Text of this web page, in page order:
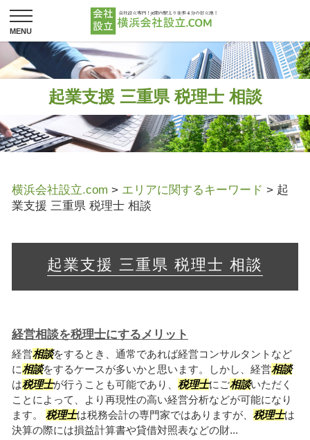
起業支援 三重県 税理士 相談
横浜会社設立.com > エリアに関するキーワード > 起
業支援 三重県 税理士 相談
起業支援 三重県 税理士 相談
経営相談を税理士にするメリット
経営相談をするとき、通常であれば経営コンサルタントなど
に相談をするケースが多いかと思います。しかし、経営相談
は税理士が行うことも可能であり、 税理士にご相談いただく
ことによって、より再現性の高い経営分析などが可能になり
ます。 税理士は税務会計の専門家ではありますが、 税理士は
決算の際には損益計算書や貸借対照表などの財...